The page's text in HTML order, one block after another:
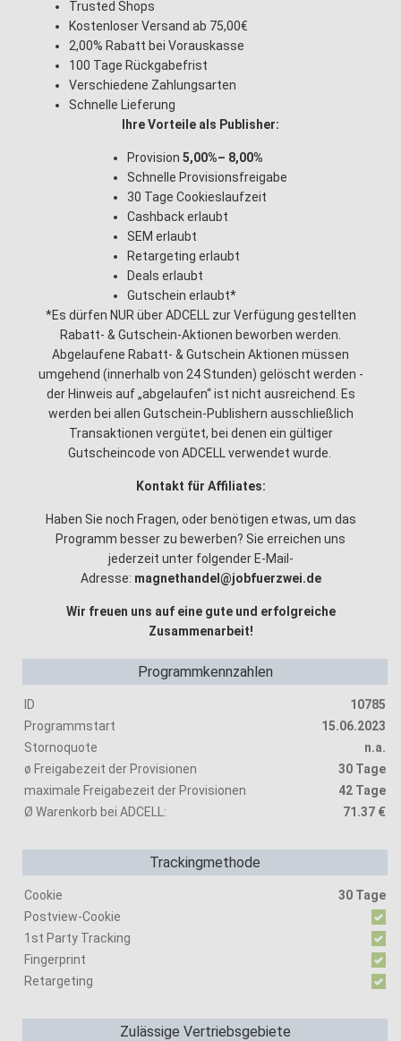
Trusted Shops
Kostenloser Versand ab 75,00€
2,00% Rabatt bei Vorauskasse
100 Tage Rückgabefrist
Verschiedene Zahlungsarten
Schnelle Lieferung
Ihre Vorteile als Publisher:
Provision 5,00%– 8,00%
Schnelle Provisionsfreigabe
30 Tage Cookieslaufzeit
Cashback erlaubt
SEM erlaubt
Retargeting erlaubt
Deals erlaubt
Gutschein erlaubt*
*Es dürfen NUR über ADCELL zur Verfügung gestellten
Rabatt- & Gutschein-Aktionen beworben werden.
Abgelaufene Rabatt- & Gutschein Aktionen müssen
umgehend (innerhalb von 24 Stunden) gelöscht werden -
der Hinweis auf „abgelaufen“ ist nicht ausreichend. Es
werden bei allen Gutschein-Publishern ausschließlich
Transaktionen vergütet, bei denen ein gültiger
Gutscheincode von ADCELL verwendet wurde.
Kontakt für Affiliates:
Haben Sie noch Fragen, oder benötigen etwas, um das
Programm besser zu bewerben? Sie erreichen uns
jederzeit unter folgender E-Mail-
Adresse: magnethandel@jobfuerzwei.de
Wir freuen uns auf eine gute und erfolgreiche
Zusammenarbeit!
Programmkennzahlen
ID
10785
Programmstart
15.06.2023
Stornoquote
n.a.
ø Freigabezeit der Provisionen
30 Tage
maximale Freigabezeit der Provisionen
42 Tage
Ø Warenkorb bei ADCELL:
71.37 €
Trackingmethode
Cookie
30 Tage
Postview-Cookie
1st Party Tracking
Fingerprint
Retargeting
Zulässige Vertriebsgebiete